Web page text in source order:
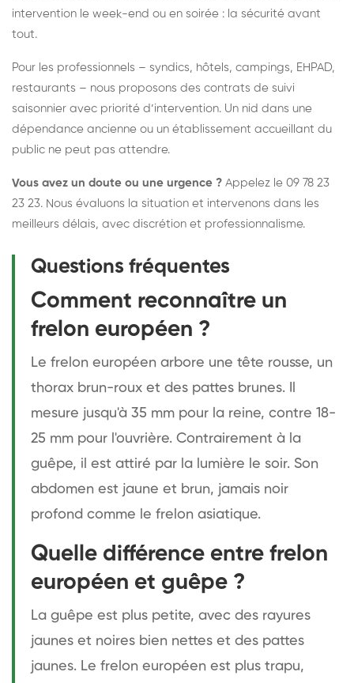
intervention le week-end ou en soirée : la sécurité avant
tout.
Pour les professionnels – syndics, hôtels, campings, EHPAD,
restaurants – nous proposons des contrats de suivi
saisonnier avec priorité d’intervention. Un nid dans une
dépendance ancienne ou un établissement accueillant du
public ne peut pas attendre.
Vous avez un doute ou une urgence ? Appelez le 09 78 23
23 23. Nous évaluons la situation et intervenons dans les
meilleurs délais, avec discrétion et professionnalisme.
Questions fréquentes
Comment reconnaître un
frelon européen ?
Le frelon européen arbore une tête rousse, un
thorax brun-roux et des pattes brunes. Il
mesure jusqu'à 35 mm pour la reine, contre 18-
25 mm pour l'ouvrière. Contrairement à la
guêpe, il est attiré par la lumière le soir. Son
abdomen est jaune et brun, jamais noir
profond comme le frelon asiatique.
Quelle différence entre frelon
européen et guêpe ?
La guêpe est plus petite, avec des rayures
jaunes et noires bien nettes et des pattes
jaunes. Le frelon européen est plus trapu,